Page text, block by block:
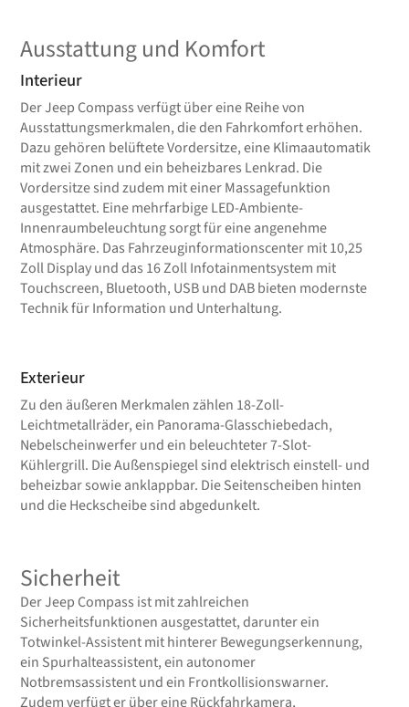
Ausstattung und Komfort
Interieur
Der Jeep Compass verfügt über eine Reihe von
Ausstattungsmerkmalen, die den Fahrkomfort erhöhen.
Dazu gehören belüftete Vordersitze, eine Klimaautomatik
mit zwei Zonen und ein beheizbares Lenkrad. Die
Vordersitze sind zudem mit einer Massagefunktion
ausgestattet. Eine mehrfarbige LED-Ambiente-
Innenraumbeleuchtung sorgt für eine angenehme
Atmosphäre. Das Fahrzeuginformationscenter mit 10,25
Zoll Display und das 16 Zoll Infotainmentsystem mit
Touchscreen, Bluetooth, USB und DAB bieten modernste
Technik für Information und Unterhaltung.
Exterieur
Zu den äußeren Merkmalen zählen 18-Zoll-
Leichtmetallräder, ein Panorama-Glasschiebedach,
Nebelscheinwerfer und ein beleuchteter 7-Slot-
Kühlergrill. Die Außenspiegel sind elektrisch einstell- und
beheizbar sowie anklappbar. Die Seitenscheiben hinten
und die Heckscheibe sind abgedunkelt.
Sicherheit
Der Jeep Compass ist mit zahlreichen
Sicherheitsfunktionen ausgestattet, darunter ein
Totwinkel-Assistent mit hinterer Bewegungserkennung,
ein Spurhalteassistent, ein autonomer
Notbremsassistent und ein Frontkollisionswarner.
Zudem verfügt er über eine Rückfahrkamera,